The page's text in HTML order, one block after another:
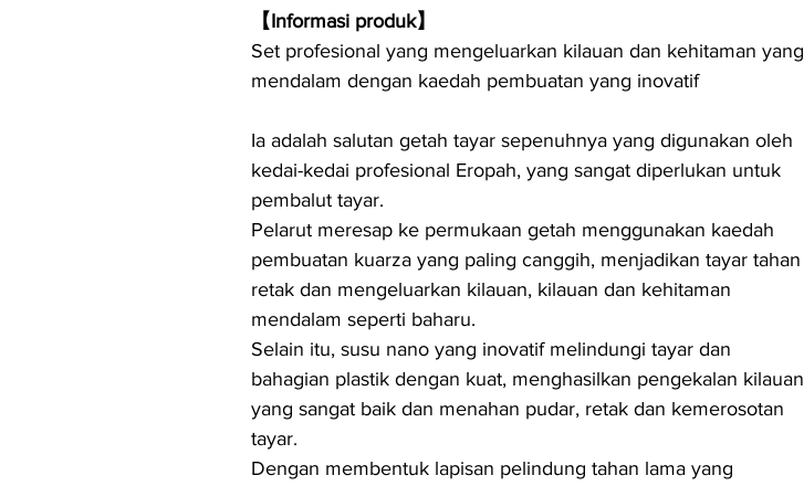
【Informasi produk】
Set profesional yang mengeluarkan kilauan dan kehitaman yang
mendalam dengan kaedah pembuatan yang inovatif
Ia adalah salutan getah tayar sepenuhnya yang digunakan oleh
kedai-kedai profesional Eropah, yang sangat diperlukan untuk
pembalut tayar.
Pelarut meresap ke permukaan getah menggunakan kaedah
pembuatan kuarza yang paling canggih, menjadikan tayar tahan
retak dan mengeluarkan kilauan, kilauan dan kehitaman
mendalam seperti baharu.
Selain itu, susu nano yang inovatif melindungi tayar dan
bahagian plastik dengan kuat, menghasilkan pengekalan kilauan
yang sangat baik dan menahan pudar, retak dan kemerosotan
tayar.
Dengan membentuk lapisan pelindung tahan lama yang